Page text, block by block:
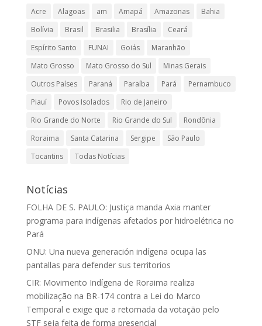
Acre Alagoas am Amapá Amazonas
Bahia
Bolívia
Brasil Brasilia Brasília
Ceará
Espírito Santo
FUNAI Goiás
Maranhão
Mato Grosso
Mato Grosso do Sul
Minas Gerais
Outros Países
Paraná Paraíba Pará
Pernambuco
Piauí
Povos Isolados
Rio de Janeiro
Rio Grande do Norte
Rio Grande do Sul
Rondônia
Roraima
Santa Catarina Sergipe
São Paulo
Tocantins
Todas Notícias
Notícias
FOLHA DE S. PAULO: Justiça manda Axia manter
programa para indígenas afetados por hidroelétrica no
Pará
ONU: Una nueva generación indígena ocupa las
pantallas para defender sus territorios
CIR: Movimento Indígena de Roraima realiza
mobilização na BR-174 contra a Lei do Marco
Temporal e exige que a retomada da votação pelo
STF seja feita de forma presencial